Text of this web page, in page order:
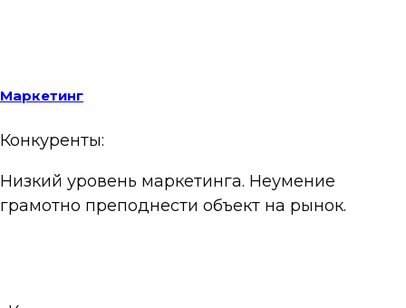
Маркетинг
Конкуренты:
Низкий уровень маркетинга. Неумение
грамотно преподнести объект на рынок.